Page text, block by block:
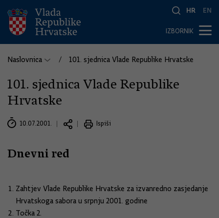
HR EN
IZBORNIK
Naslovnica 101. sjednica Vlade Republike Hrvatske
101. sjednica Vlade Republike
Hrvatske
10.07.2001. Ispiši
Dnevni red
Zahtjev Vlade Republike Hrvatske za izvanredno zasjedanje
Hrvatskoga sabora u srpnju 2001. godine
Točka 2.